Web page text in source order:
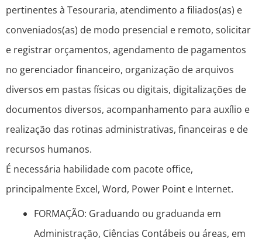
pertinentes à Tesouraria, atendimento a filiados(as) e
conveniados(as) de modo presencial e remoto, solicitar
e registrar orçamentos, agendamento de pagamentos
no gerenciador financeiro, organização de arquivos
diversos em pastas físicas ou digitais, digitalizações de
documentos diversos, acompanhamento para auxílio e
realização das rotinas administrativas, financeiras e de
recursos humanos.
É necessária habilidade com pacote office,
principalmente Excel, Word, Power Point e Internet.
FORMAÇÃO: Graduando ou graduanda em
Administração, Ciências Contábeis ou áreas, em